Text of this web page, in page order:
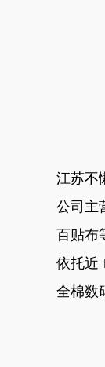
江苏不
公司主
百贴布
依托近
全棉数